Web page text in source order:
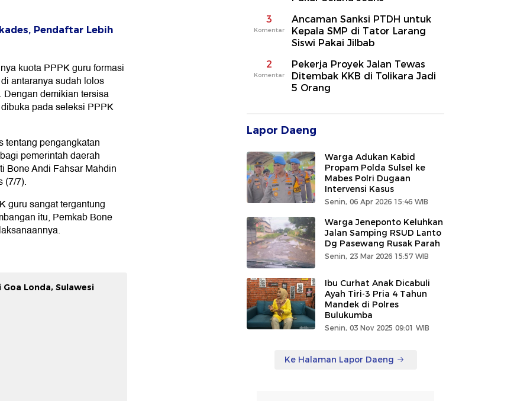
Pendaftar Lebih
kuota PPPK guru formasi
antaranya sudah lolos
demikian tersisa
pada seleksi PPPK
tentang pengangkatan
pemerintah daerah
Bone Andi Fahsar Mahdin
(7/7).
guru sangat tergantung
itu, Pemkab Bone
Londa, Sulawesi
3
Komentar
Ancaman Sanksi PTDH untuk
Kepala SMP di Tator Larang
Siswi Pakai Jilbab
2
Komentar
Pekerja Proyek Jalan Tewas
Ditembak KKB di Tolikara Jadi
5 Orang
Lapor Daeng
Warga Adukan Kabid
Propam Polda Sulsel ke
Mabes Polri Dugaan
Intervensi Kasus
Senin, 06 Apr 2026 15:46 WIB
Warga Jeneponto Keluhkan
Jalan Samping RSUD Lanto
Dg Pasewang Rusak Parah
Senin, 23 Mar 2026 15:57 WIB
Ibu Curhat Anak Dicabuli
Ayah Tiri-3 Pria 4 Tahun
Mandek di Polres
Bulukumba
Senin, 03 Nov 2025 09:01 WIB
Ke Halaman Lapor Daeng